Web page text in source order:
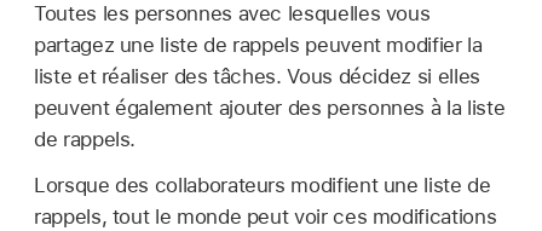
Toutes les personnes avec lesquelles vous
partagez une liste de rappels peuvent modifier la
liste et réaliser des tâches. Vous décidez si elles
peuvent également ajouter des personnes à la liste
de rappels.
Lorsque des collaborateurs modifient une liste de
rappels, tout le monde peut voir ces modifications